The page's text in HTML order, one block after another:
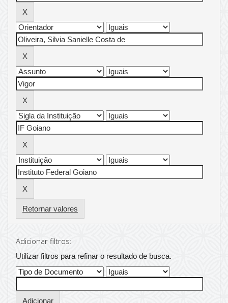
Retornar valores
Adicionar filtros:
Utilizar filtros para refinar o resultado de busca.